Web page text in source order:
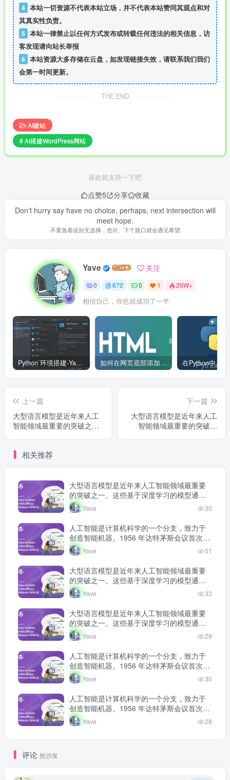
4 本站一切资源不代表本站立场，并不代表本站赞同其观点和对
其真实性负责。
5 本站一律禁止以任何方式发布或转载任何违法的相关信息，访
客发现请向站长举报
6 本站资源大多存储在云盘，如发现链接失效，请联系我们我们
会第一时间更新。
THE END
AI建站
# AI搭建WordPress网站
喜欢就支持一下吧
点赞5 分享
收藏
Don’t hurry say have no choice, perhaps, next intersection will
meet hope.
不要急着说别无选择，也许、下个路口就会遇见希望
Yave 关注
0 672 0 1 20W+
相信自己，你也就成功了一半
Python 环境搭建-Yave520-专业开发者社区 如何在网页底部添加版权信息？
上一篇
大型语言模型是近年来人工
智能领域最重要的突破之
练，获得了强大的语言理解
下一篇
大型语言模型是近年来人工
智能领域最重要的突破之
相关推荐
大型语言模型是近年来人工智能领域最重要
的突破之一。这些基于深度学习的模型通过
海量文本数据的预训练，获得了强大的语言
理解和生成能力，正在深刻改变人机交互的
方式。
Yave 30
人工智能是计算机科学的一个分支，致力于
创造智能机器。1956 年达特茅斯会议首次提
出人工智能概念，此后经历多次发展高潮和
低谷，如今深度学习技术将 AI 推…
Yave 51
大型语言模型是近年来人工智能领域最重要
的突破之一。这些基于深度学习的模型通过
海量文本数据的预训练，获得了强大的语言
理解和生成能力，正在深刻改变人机交互的
方式。
Yave 33
大型语言模型是近年来人工智能领域最重要
的突破之一。这些基于深度学习的模型通过
海量文本数据的预训练，获得了强大的语言
理解和生成能力，正在深刻改变人机交互的
方式。
Yave 29
人工智能是计算机科学的一个分支，致力于
创造智能机器。1956 年达特茅斯会议首次提
出人工智能概念，此后经历多次发展高潮和
低谷，如今深度学习技术将 AI 推…
Yave 30
人工智能是计算机科学的一个分支，致力于
创造智能机器。1956 年达特茅斯会议首次提
出人工智能概念，此后经历多次发展高潮和
低谷，如今深度学习技术将 AI 推…
Yave 28
评论 抢沙发